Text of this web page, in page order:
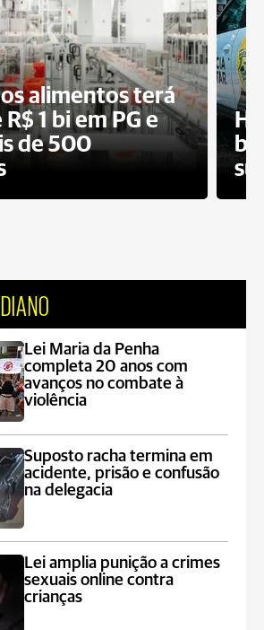
alimentos terá
1 bi em PG e
de 500
Lei Maria da Penha
completa 20 anos com
avanços no combate à
violência
Suposto racha termina em
acidente, prisão e confusão
na delegacia
Lei amplia punição a crimes
sexuais online contra
crianças